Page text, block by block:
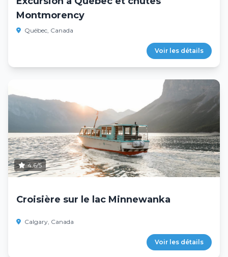
Montmorency
Québec, Canada
Voir les détails
4.6/5
Croisière sur le lac Minnewanka
Calgary, Canada
Voir les détails